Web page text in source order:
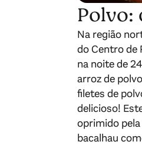
Polvo:
Na região
do Centro de
na noite de
arroz de
filetes de
delicioso!
oprimido
bacalhau